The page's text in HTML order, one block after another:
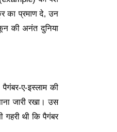
का प्रमाण दे, उन
की अनंत दुनिया
ए-इस्लाम की
जारी रखा। उस
गहरी थी कि पैगंबर